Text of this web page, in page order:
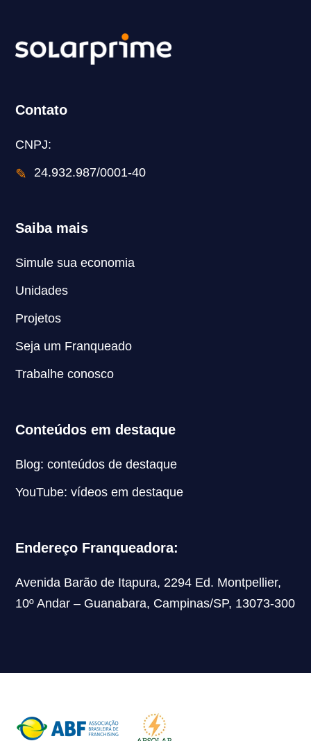
Contato
CNPJ:
✎
24.932.987/0001-40
Saiba mais
Simule sua economia
Unidades
Projetos
Seja um Franqueado
Trabalhe conosco
Conteúdos em destaque
Blog: conteúdos de destaque
YouTube: vídeos em destaque
Endereço Franqueadora:
Avenida Barão de Itapura, 2294 Ed. Montpellier,
10º Andar – Guanabara, Campinas/SP, 13073-300